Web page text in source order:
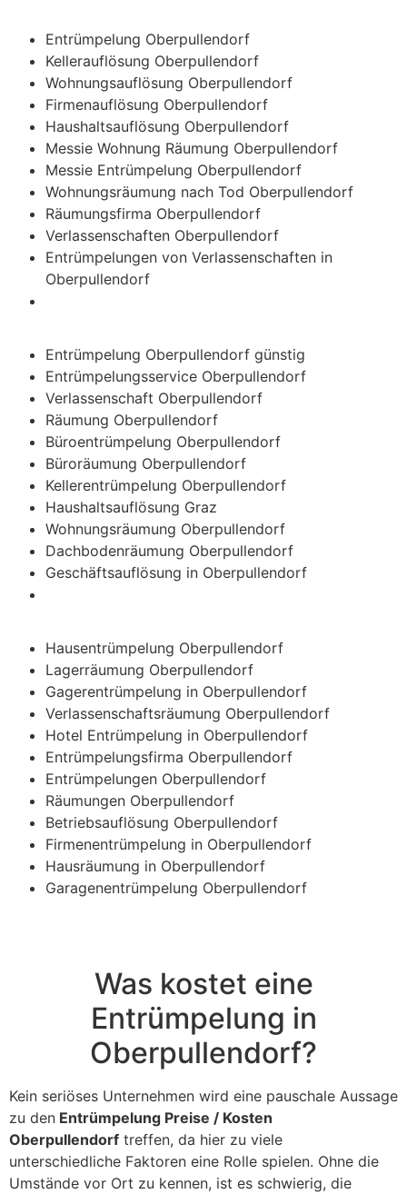
Entrümpelung Oberpullendorf
Kellerauflösung Oberpullendorf
Wohnungsauflösung Oberpullendorf
Firmenauflösung Oberpullendorf
Haushaltsauflösung Oberpullendorf
Messie Wohnung Räumung Oberpullendorf
Messie Entrümpelung Oberpullendorf
Wohnungsräumung nach Tod Oberpullendorf
Räumungsfirma Oberpullendorf
Verlassenschaften Oberpullendorf
Entrümpelungen von Verlassenschaften in
Oberpullendorf
Entrümpelung Oberpullendorf günstig
Entrümpelungsservice Oberpullendorf
Verlassenschaft Oberpullendorf
Räumung Oberpullendorf
Büroentrümpelung Oberpullendorf
Büroräumung Oberpullendorf
Kellerentrümpelung Oberpullendorf
Haushaltsauflösung Graz
Wohnungsräumung Oberpullendorf
Dachbodenräumung Oberpullendorf
Geschäftsauflösung in Oberpullendorf
Hausentrümpelung Oberpullendorf
Lagerräumung Oberpullendorf
Gagerentrümpelung in Oberpullendorf
Verlassenschaftsräumung Oberpullendorf
Hotel Entrümpelung in Oberpullendorf
Entrümpelungsfirma Oberpullendorf
Entrümpelungen Oberpullendorf
Räumungen Oberpullendorf
Betriebsauflösung Oberpullendorf
Firmenentrümpelung in Oberpullendorf
Hausräumung in Oberpullendorf
Garagenentrümpelung Oberpullendorf
Was kostet eine
Entrümpelung in
Oberpullendorf?
Kein seriöses Unternehmen wird eine pauschale Aussage
zu den Entrümpelung Preise / Kosten
Oberpullendorf treffen, da hier zu viele
unterschiedliche Faktoren eine Rolle spielen. Ohne die
Umstände vor Ort zu kennen, ist es schwierig, die